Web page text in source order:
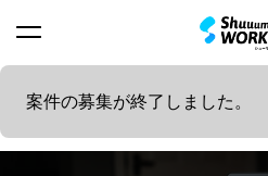
案件の募集が終了しました。